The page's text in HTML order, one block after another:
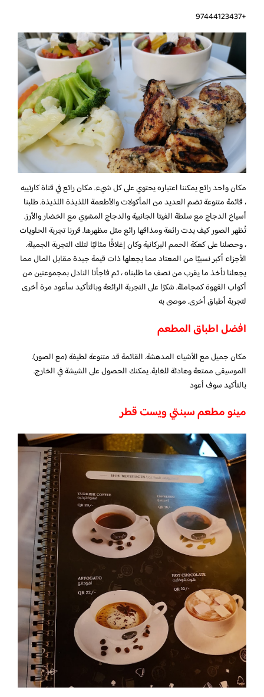
+97444123437
مكان واحد رائع يمكننا اعتباره يحتوي على كل شيء. مكان رائع في قناة كارتييه
، قائمة متنوعة تضم العديد من المأكولات والأطعمة اللذيذة اللذيذة. طلبنا
أسياخ الدجاج مع سلطة الفيتا الجانبية والدجاج المشوي مع الخضار والأرز.
تُظهر الصور كيف بدت رائعة ومذاقها رائع مثل مظهرها. قررنا تجربة الحلويات
، وحصلنا على كعكة الحمم البركانية وكان إغلاقًا مثاليًا لتلك التجربة الجميلة.
الأجزاء أكبر نسبيًا من المعتاد مما يجعلها ذات قيمة جيدة مقابل المال مما
يجعلنا نأخذ ما يقرب من نصف ما طلبناه ، ثم فاجأنا النادل بمجموعتين من
أكواب القهوة كمجاملة. شكرًا على التجربة الرائعة وبالتأكيد سأعود مرة أخرى
لتجربة أطباق أخرى. موصى به
افضل اطباق المطعم
مكان جميل مع الأشياء المدهشة. القائمة قد متنوعة لطيفة (مع الصور).
الموسيقى ممتعة وهادئة للغاية. يمكنك الحصول على الشيشة في الخارج.
بالتأكيد سوف أعود
مينو مطعم سبنتي ويست قطر